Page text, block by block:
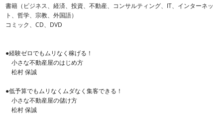
書籍（ビジネス、経済、投資、不動産、コンサルティング、IT、インターネッ
ト、哲学、宗教、外国語）
コミック、CD、DVD
●経験ゼロでもムリなく稼げる！
小さな不動産屋のはじめ方
松村 保誠
●低予算でもムリなくムダなく集客できる！
小さな不動産屋の儲け方
松村 保誠